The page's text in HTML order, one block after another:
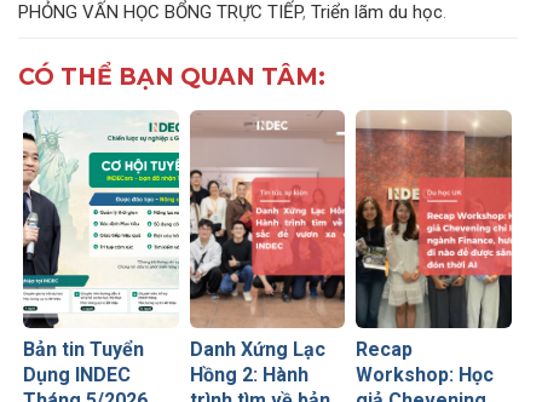
PHỎNG VẤN HỌC BỔNG TRỰC TIẾP, Triển lãm du học.
CÓ THỂ BẠN QUAN TÂM:
Bản tin Tuyển
Dụng INDEC
Danh Xứng Lạc
Hồng 2: Hành
Recap
Workshop: Học